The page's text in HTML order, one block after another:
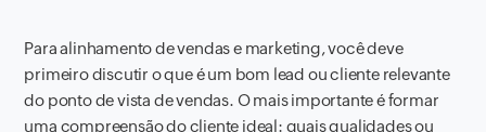
Para alinhamento de vendas e marketing, você deve
primeiro discutir o que é um bom lead ou cliente relevante
do ponto de vista de vendas. O mais importante é formar
uma compreensão do cliente ideal: quais qualidades ou